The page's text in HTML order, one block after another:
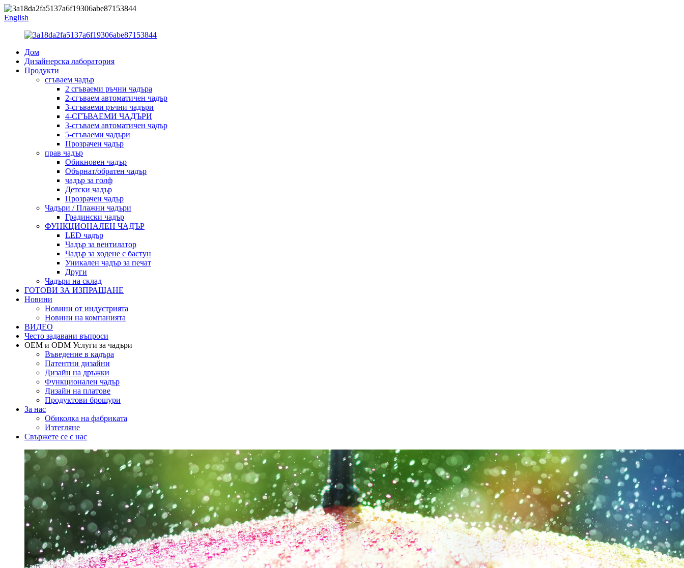
English
Дом
Дизайнерска лаборатория
Продукти
сгъваем чадър
2 сгъваеми ръчни чадъра
2-сгъваем автоматичен чадър
3-сгъваеми ръчни чадъри
4-СГЪВАЕМИ ЧАДЪРИ
3-сгъваем автоматичен чадър
5-сгъваеми чадъри
Прозрачен чадър
прав чадър
Обикновен чадър
Обърнат/обратен чадър
чадър за голф
Детски чадър
Прозрачен чадър
Чадъри / Плажни чадъри
Градински чадър
ФУНКЦИОНАЛЕН ЧАДЪР
LED чадър
Чадър за вентилатор
Чадър за ходене с бастун
Уникален чадър за печат
Други
Чадъри на склад
ГОТОВИ ЗА ИЗПРАЩАНЕ
Новини
Новини от индустрията
Новини на компанията
ВИДЕО
Често задавани въпроси
OEM и ODM Услуги за чадъри
Въведение в кадъра
Патентни дизайни
Дизайн на дръжки
Функционален чадър
Дизайн на платове
Продуктови брошури
За нас
Обиколка на фабриката
Изтегляне
Свържете се с нас